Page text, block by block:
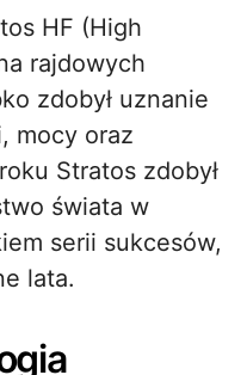
HF (High
rajdowych
zdobył uznanie
mocy oraz
Stratos zdobył
świata w
serii sukcesów,
lata.